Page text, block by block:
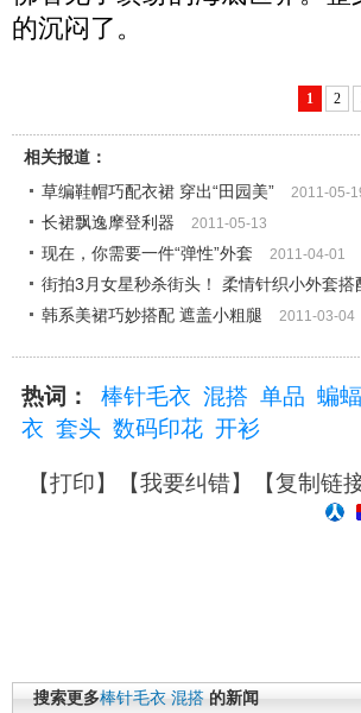
的沉闷了。
1 2
相关报道：
草编鞋帽巧配衣裙 穿出“田园美”
2011-05-
长裙飘逸摩登利器 2011-05-13
现在，你需要一件“弹性”外套 2011-04-01
街拍3月女星秒杀街头！ 柔情针织小外套搭
韩系美裙巧妙搭配 遮盖小粗腿 2011-03-04
热词： 棒针毛衣 混搭 单品 蝙
衣 套头 数码印花 开衫
【打印】【我要纠错】【复制链
搜索更多棒针毛衣 混搭 的新闻